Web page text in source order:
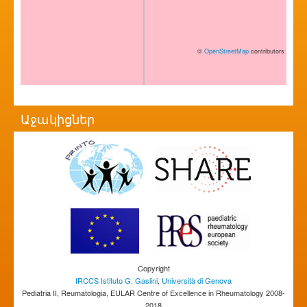
© OpenStreetMap contributors
Աջակիցներ
Copyright
IRCCS Istituto G. Gaslini, Università di Genova
Pediatria II, Reumatologia, EULAR Centre of Excellence in Rheumatology 2008-